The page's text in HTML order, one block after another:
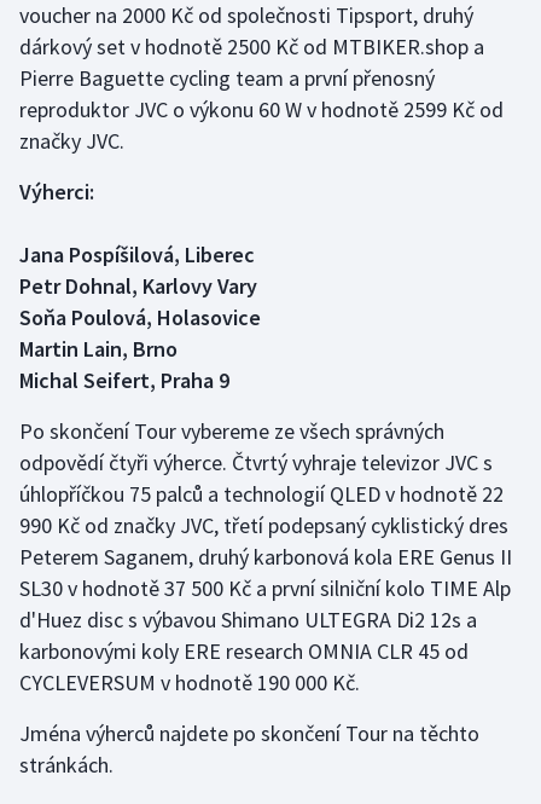
Krasobruslení
Lezení
Lyže a snowboard
Moderní pětiboj
Motorsport
Olympijské hry
Parasport
Plavání
Plážový volejbal
Ragby
Rychlobruslení
Rychlostní kanoistika
Sportovní střelba
voucher na 2000 Kč od společnosti Tipsport, druhý
dárkový set v hodnotě 2500 Kč od MTBIKER.shop a
Pierre Baguette cycling team a první přenosný
reproduktor JVC o výkonu 60 W v hodnotě 2599 Kč od
značky JVC.
Výherci:
Jana Pospíšilová, Liberec
Petr Dohnal, Karlovy Vary
Soňa Poulová, Holasovice
Martin Lain, Brno
Michal Seifert, Praha 9
Po skončení Tour vybereme ze všech správných
odpovědí čtyři výherce. Čtvrtý vyhraje televizor JVC s
úhlopříčkou 75 palců a technologií QLED v hodnotě 22
990 Kč od značky JVC, třetí podepsaný cyklistický dres
Peterem Saganem, druhý karbonová kola ERE Genus II
SL30 v hodnotě 37 500 Kč a první silniční kolo TIME Alp
d'Huez disc s výbavou Shimano ULTEGRA Di2 12s a
karbonovými koly ERE research OMNIA CLR 45 od
CYCLEVERSUM v hodnotě 190 000 Kč.
Jména výherců najdete po skončení Tour na těchto
stránkách.